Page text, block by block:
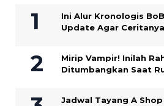
Ini Alur Kronologis
Update Agar
Mirip Vampir! Inilah
Ditumbangkan Saat
Jadwal Tayang A